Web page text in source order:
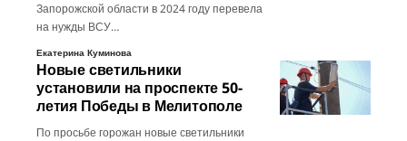
Запорожской области в 2024 году перевела
на нужды ВСУ…
Екатерина Куминова
Новые светильники
установили на проспекте 50-
летия Победы в Мелитополе
По просьбе горожан новые светильники